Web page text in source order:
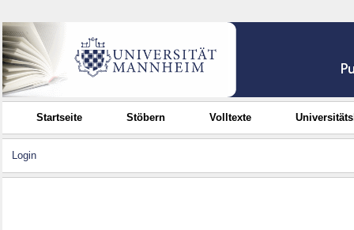
Startseite Stöbern Volltexte
Login